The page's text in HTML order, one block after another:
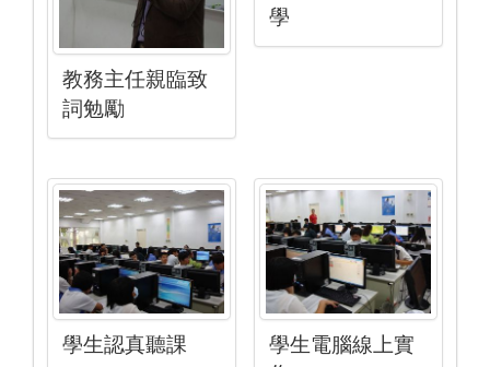
教務主任親臨致
詞勉勵
學
學生認真聽課
學生電腦線上實